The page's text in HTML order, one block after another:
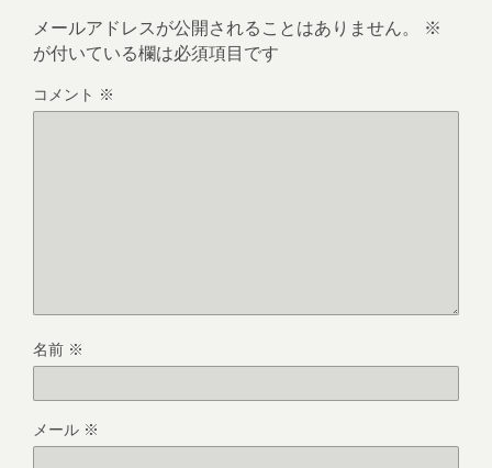
メールアドレスが公開されることはありません。
※
が付いている欄は必須項目です
コメント ※
名前 ※
メール ※